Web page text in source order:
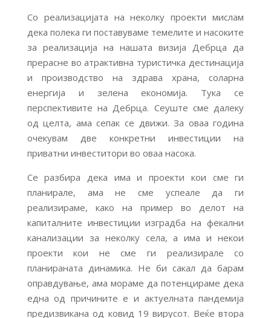
Со реализацијата на неколку проекти мислам
дека полека ги поставуваме темелите и насоките
за реализација на нашата визија Дебрца да
прерасне во атрактивна туристичка дестинација
и производство на здрава храна, соларна
енергија и зелена економија. Тука се
перспективите на Дебрца. Сеуште сме далеку
од целта, ама сепак се движи. За оваа година
очекувам две конкретни инвестиции на
приватни инвеститори во оваа насока.
Се разбира дека има и проекти кои сме ги
планирале, ама не сме успеале да ги
реализираме, како на пример во делот на
капиталните инвестиции изградба на фекални
канализации за неколку села, а има и некои
проекти кои не сме ги реализирале со
планираната динамика. Не би сакал да барам
оправдување, ама мораме да потенцираме дека
една од причините е и актуелната пандемија
предизвикана од ковид 19 вирусот. Веќе втора